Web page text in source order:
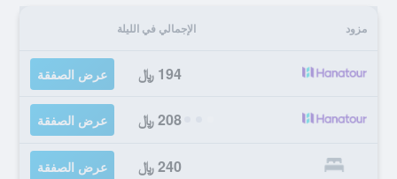
مزود الإجمالي في الليلة
194 ﷼ عرض الصفقة
208 ﷼ عرض الصفقة
240 ﷼ عرض الصفقة